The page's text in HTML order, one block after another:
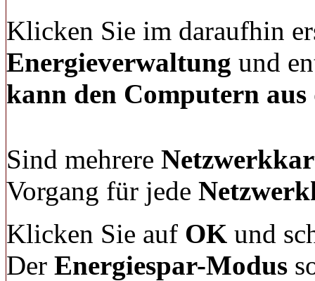
Klicken Sie im daraufhin
Energieverwaltung und
kann den Computern
Sind mehrere
Vorgang für jede
Klicken Sie auf OK und
Der Energiespar-Modus